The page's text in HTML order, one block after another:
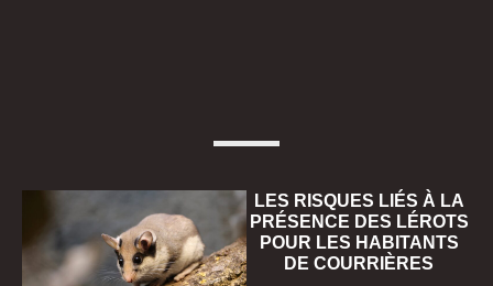
LES RISQUES LIÉS À LA
PRÉSENCE DES LÉROTS
POUR LES HABITANTS
DE COURRIÈRES